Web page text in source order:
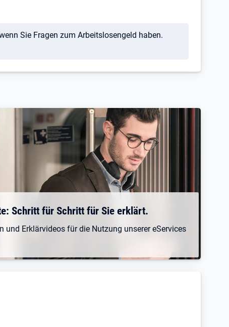
Sie Fragen zum Arbeitslosengeld haben.
Schritt für Schritt für Sie erklärt.
und Erklärvideos für die Nutzung unserer eServices